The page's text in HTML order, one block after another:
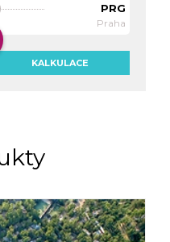
PRG
Praha
KALKULACE